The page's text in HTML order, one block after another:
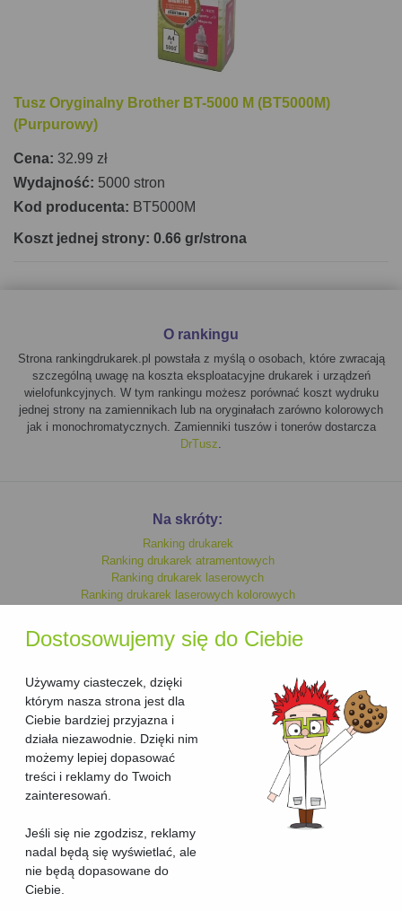
Dostosowujemy się do Ciebie
Używamy ciasteczek, dzięki
którym nasza strona jest dla
Ciebie bardziej przyjazna i
działa niezawodnie. Dzięki nim
możemy lepiej dopasować
treści i reklamy do Twoich
zainteresowań.
Jeśli się nie zgodzisz, reklamy
nadal będą się wyświetlać, ale
nie będą dopasowane do
Ciebie.
Tusz Oryginalny Brother BT-5000 M (BT5000M)
(Purpurowy)
Cena: 32.99 zł
Wydajność: 5000 stron
Kod producenta: BT5000M
Koszt jednej strony: 0.66 gr/strona
O rankingu
Strona rankingdrukarek.pl powstała z myślą o osobach, które zwracają
szczególną uwagę na koszta eksploatacyjne drukarek i urządzeń
wielofunkcyjnych. W tym rankingu możesz porównać koszt wydruku
jednej strony na zamiennikach lub na oryginałach zarówno kolorowych
jak i monochromatycznych. Zamienniki tuszów i tonerów dostarcza
DrTusz.
Na skróty:
Ranking drukarek
Ranking drukarek atramentowych
Ranking drukarek laserowych
Ranking drukarek laserowych kolorowych
Ranking drukarek kolorowych
Ranking drukarek laserowych
Ranking drukarek atramentowych monochromatycznych
Ranking urzadzen wielofunkcyjnych
Ranking urzadzen wielofunkcyjnych laserowych
Ranking urzadzen wielofunkcyjnych laserowych kolorowych
Ranking urzadzen wielofunkcyjnych kolorowych
Ranking urzadzen wielofunkcyjnych atramentowych kolorowych
Ranking urzadzen wielofunkcyjnych atramentowych
Ranking urzadzen wielofunkcyjnych atramentowych
monochromatycznych
Ranking urzadzen wielofunkcyjnych monochromatycznych